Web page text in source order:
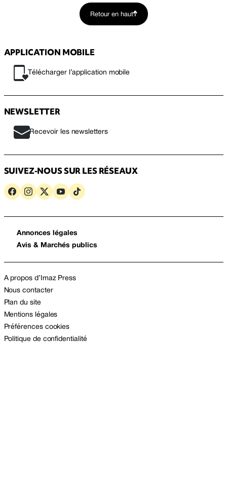
Retour en haut
APPLICATION MOBILE
Télécharger l’application mobile
NEWSLETTER
Recevoir les newsletters
SUIVEZ-NOUS SUR LES RÉSEAUX
Annonces légales
Avis & Marchés publics
A propos d’Imaz Press
Nous contacter
Plan du site
Mentions légales
Préférences cookies
Politique de confidentialité